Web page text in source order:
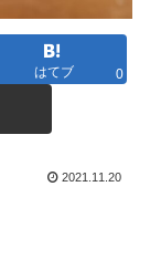
はてブ 0
2021.11.20